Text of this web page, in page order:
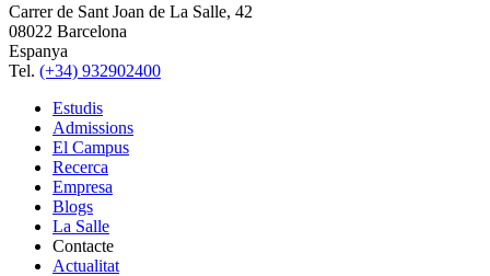
Carrer de Sant Joan de La Salle, 42
08022 Barcelona
Espanya
Tel. (+34) 932902400
Estudis
Admissions
El Campus
Recerca
Empresa
Blogs
La Salle
Contacte
Actualitat